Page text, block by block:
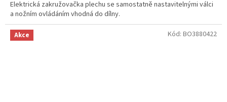
Elektrická zakružovačka plechu se samostatně nastavitelnými válci
a nožním ovládáním vhodná do dílny.
Akce Kód: BO3880422